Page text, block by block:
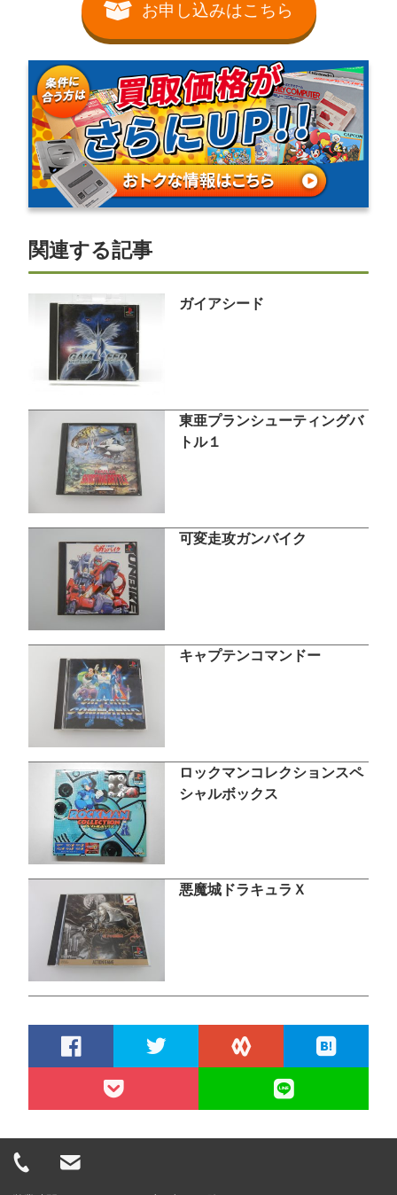
お申し込みはこちら
関連する記事
ガイアシード
東亜プランシューティングバ
トル１
可変走攻ガンバイク
キャプテンコマンドー
ロックマンコレクションスペ
シャルボックス
悪魔城ドラキュラＸ